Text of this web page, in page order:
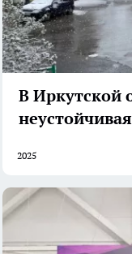
В Иркутской
2025